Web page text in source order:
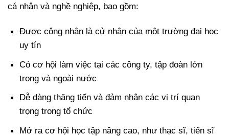
cá nhân và nghề nghiệp, bao gồm:
Được công nhận là cử nhân của một trường đại học
uy tín
Có cơ hội làm việc tại các công ty, tập đoàn lớn
trong và ngoài nước
Dễ dàng thăng tiến và đảm nhận các vị trí quan
trọng trong tổ chức
Mở ra cơ hội học tập nâng cao, như thạc sĩ, tiến sĩ